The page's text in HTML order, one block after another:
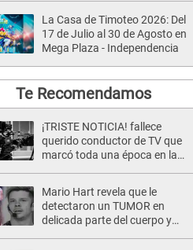
La Casa de Timoteo 2026: Del
17 de Julio al 30 de Agosto en
Mega Plaza - Independencia
Te Recomendamos
¡TRISTE NOTICIA! fallece
querido conductor de TV que
marcó toda una época en la
Mario Hart revela que le
detectaron un TUMOR en
delicada parte del cuerpo y